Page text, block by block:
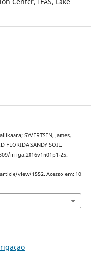
Center, IFAS, Lake
SYVERTSEN, James.
FLORIDA SANDY SOIL.
irriga.2016v1n01p1-25.
view/1552. Acesso em: 10